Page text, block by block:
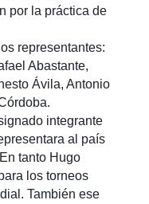
por la práctica de
representantes:
Abastante,
Ávila, Antonio
integrante
al país
tanto Hugo
los torneos
También ese